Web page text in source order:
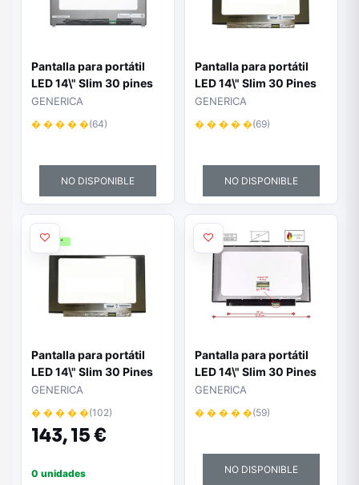
Pantalla para portátil
LED 14\" Slim 30 pines
Full HD brackets
GENERICA
� � � � �(64)
NO DISPONIBLE
Pantalla para portátil
LED 14\" Slim 30 Pines
Full HD IPS Sin brackets
Ancho 315mm
GENERICA
� � � � �(69)
NO DISPONIBLE
Pantalla para portátil
LED 14\" Slim 30 Pines
Full HD IPS Sin brackets
Ancho 315mm Gamut
72%
GENERICA
� � � � �(102)
143,15 €
0 unidades
Pantalla para portátil
LED 14\" Slim 30 Pines
Full HD Sin Brackets
Gamut 72%
GENERICA
� � � � �(59)
NO DISPONIBLE